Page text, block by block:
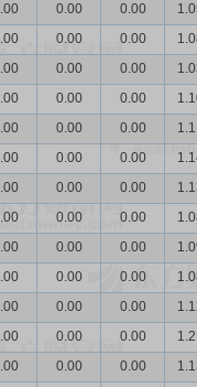
0.00 0.00
0.00 0.00
0.00 0.00
0.00 0.00
0.00 0.00
0.00 0.00
0.00 0.00
0.00 0.00
0.00 0.00
0.00 0.00
0.00 0.00
0.00 0.00
0.00 0.00